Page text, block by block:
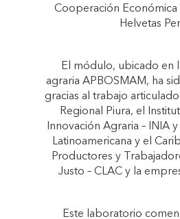
Cooperación
Helvetas
El módulo, ubicado en
agraria APBOSMAM, ha
gracias al trabajo
Regional Piura, el
Innovación Agraria – INIA
Latinoamericana y el
Productores y
Justo – CLAC y la
Este laboratorio